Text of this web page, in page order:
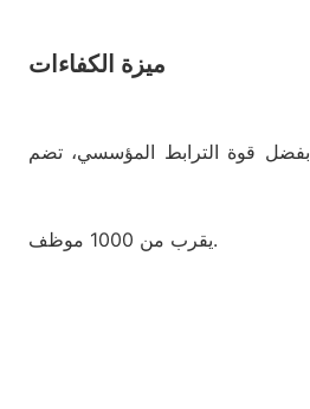
ميزة الكفاءات
بفضل قوة الترابط المؤسسي، تضم MBH Fitness حاليًا ما
يقرب من 1000 موظف.